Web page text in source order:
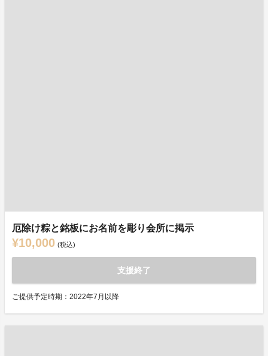
厄除け粽と銘板にお名前を彫り会所に掲示
¥10,000 (税込)
支援終了
ご提供予定時期：2022年7月以降